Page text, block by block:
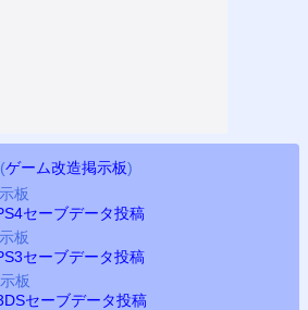
(ゲーム改造掲示板)
板
セーブデータ投稿
板
セーブデータ投稿
板
セーブデータ投稿